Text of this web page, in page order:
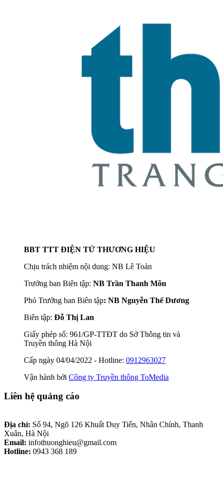
BBT TTT ĐIỆN TỬ THƯƠNG HIỆU
Chịu trách nhiệm nội dung: NB Lê Toản
Trưởng ban Biên tập: NB Trần Thanh Môn
Phó Trưởng ban Biên tập: NB Nguyễn Thế Dương
Biên tập: Đỗ Thị Lan
Giấy phép số: 961/GP-TTĐT do Sở Thông tin và
Truyền thông Hà Nội
Cấp ngày 04/04/2022 - Hotline: 0912963027
Vận hành bởi Công ty Truyền thông ToMedia
Liên hệ quảng cáo
Địa chỉ: Số 94, Ngõ 126 Khuất Duy Tiến, Nhân Chính, Thanh
Xuân, Hà Nội
Email: infothuonghieu@gmail.com
Hotline: 0943 368 189